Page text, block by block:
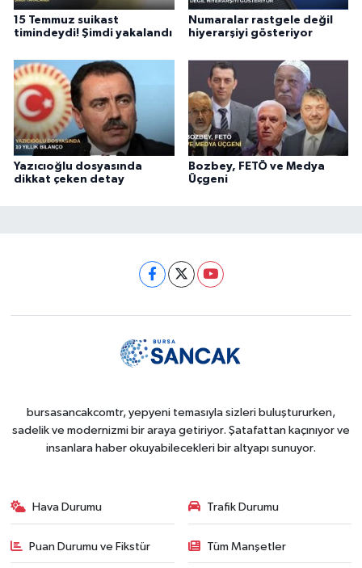
15 Temmuz suikast
timindeydi! Şimdi yakalandı
Numaralar rastgele değil
hiyerarşiyi gösteriyor
Yazıcıoğlu dosyasında
dikkat çeken detay
Bozbey, FETÖ ve Medya
Üçgeni
bursasancakcomtr, yepyeni temasıyla sizleri buluştururken,
sadelik ve modernizmi bir araya getiriyor. Şatafattan kaçınıyor ve
insanlara haber okuyabilecekleri bir altyapı sunuyor.
Hava Durumu Trafik Durumu
Puan Durumu ve Fikstür Tüm Manşetler